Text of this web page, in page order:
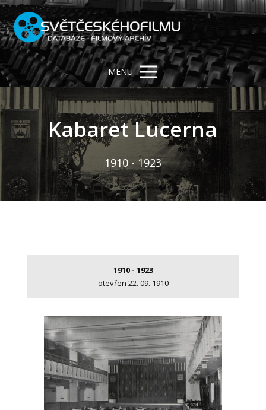
MENU
Kabaret Lucerna
1910 - 1923
1910 - 1923
otevřen 22. 09. 1910